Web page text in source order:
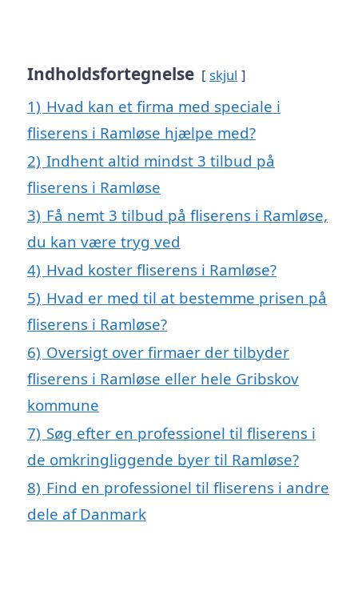
Indholdsfortegnelse skjul
1) Hvad kan et firma med speciale i
fliserens i Ramløse hjælpe med?
2) Indhent altid mindst 3 tilbud på
fliserens i Ramløse
3) Få nemt 3 tilbud på fliserens i Ramløse,
du kan være tryg ved
4) Hvad koster fliserens i Ramløse?
5) Hvad er med til at bestemme prisen på
fliserens i Ramløse?
6) Oversigt over firmaer der tilbyder
fliserens i Ramløse eller hele Gribskov
kommune
7) Søg efter en professionel til fliserens i
de omkringliggende byer til Ramløse?
8) Find en professionel til fliserens i andre
dele af Danmark